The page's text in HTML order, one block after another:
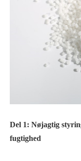
Del 1: Nøjagtig
fugtighed